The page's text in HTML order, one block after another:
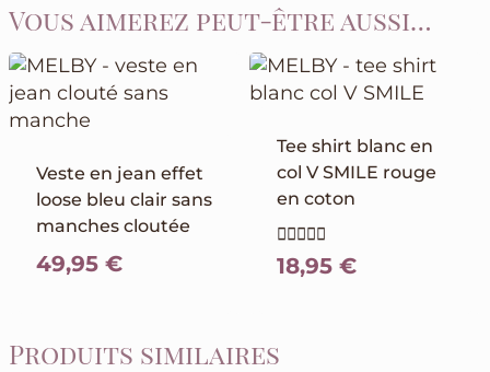
Vous aimerez peut-être aussi…
Veste en jean effet
loose bleu clair sans
manches cloutée
49,95 €
Tee shirt blanc en
col V SMILE rouge
en coton
Note
5.00
18,95 €
Produits similaires